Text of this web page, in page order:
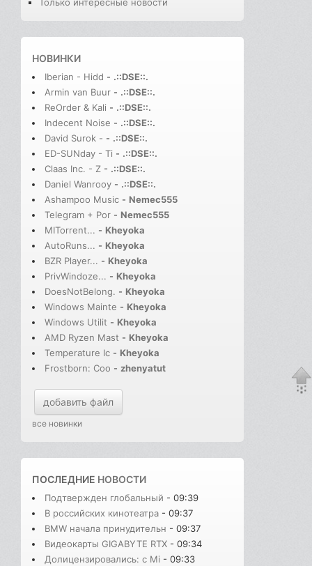
Только интересные новости
НОВИНКИ
Iberian - Hidd - .::DSE::.
Armin van Buur - .::DSE::.
ReOrder & Kali - .::DSE::.
Indecent Noise - .::DSE::.
David Surok - - .::DSE::.
ED-SUNday - Ti - .::DSE::.
Claas Inc. - Z - .::DSE::.
Daniel Wanrooy - .::DSE::.
Ashampoo Music - Nemec555
Telegram + Por - Nemec555
MITorrent... - Kheyoka
AutoRuns... - Kheyoka
BZR Player... - Kheyoka
PrivWindoze... - Kheyoka
DoesNotBelong. - Kheyoka
Windows Mainte - Kheyoka
Windows Utilit - Kheyoka
AMD Ryzen Mast - Kheyoka
Temperature Ic - Kheyoka
Frostborn: Coo - zhenyatut
добавить файл
все новинки
ПОСЛЕДНИЕ НОВОСТИ
Подтвержден глобальный - 09:39
В российских кинотеатра - 09:37
BMW начала принудительн - 09:37
Видеокарты GIGABYTE RTX - 09:34
Долицензировались: с Mi - 09:33